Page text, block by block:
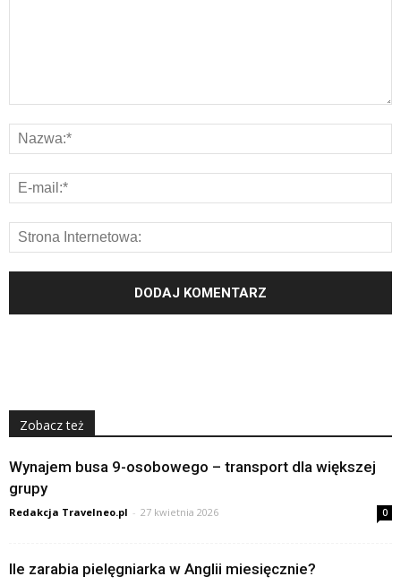
Zobacz też
Wynajem busa 9-osobowego – transport dla większej
grupy
Redakcja Travelneo.pl - 27 kwietnia 2026 0
Ile zarabia pielęgniarka w Anglii miesięcznie?